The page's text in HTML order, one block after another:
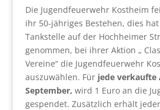
Die Jugendfeuerwehr Kostheim
ihr 50-jähriges Bestehen, dies
Tankstelle auf der Hochheimer
genommen, bei ihrer Aktion „
Vereine“ die Jugendfeuerwehr
auszuwählen. Für jede verkaufte
September, wird 1 Euro an die
gespendet. Zusätzlich erhält